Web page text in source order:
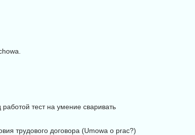
тест на умение сваривать
трудового договора (Umowa o prac?)